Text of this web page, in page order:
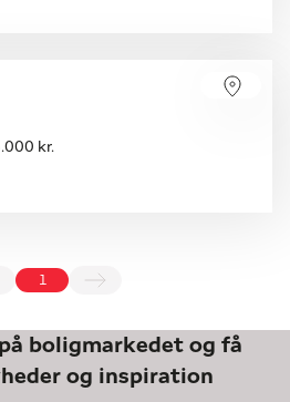
kr.
boligmarkedet og få
og inspiration